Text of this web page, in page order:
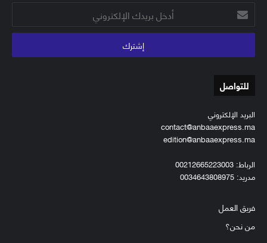
أدخل
بريدك
الإلكتروني
للتواصل
البريد الإلكتروني
contact@anbaaexpress.ma
edition@anbaaexpress.ma
الرباط: 00212665223003
مدريد: 0034643808975
فريق العمل
من نحن؟